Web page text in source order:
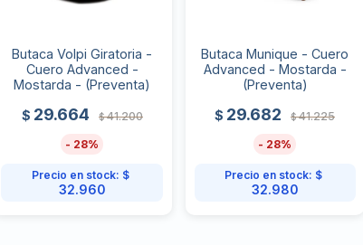
Butaca Volpi Giratoria -
Cuero Advanced -
Mostarda - (Preventa)
$ 29.664 $ 41.200
28
Precio en stock: $
32.960
Butaca Munique - Cuero
Advanced - Mostarda -
(Preventa)
$ 29.682 $ 41.225
28
Precio en stock: $
32.980